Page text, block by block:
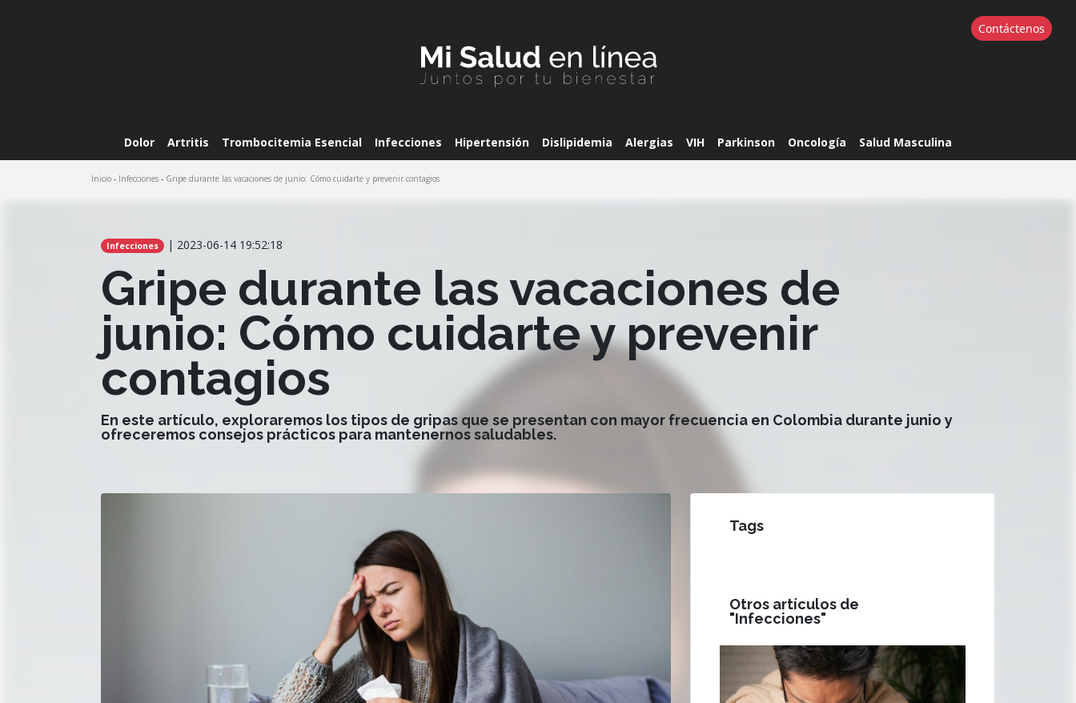
Contáctenos
Dolor Artritis Trombocitemia Esencial Infecciones Hipertensión Dislipidemia Alergias VIH Parkinson Oncología Salud Masculina
Comparte este artículo
Inicio - Infecciones - Gripe durante las vacaciones de junio: Cómo cuidarte y prevenir contagios
Infecciones | 2023-06-14 19:52:18
Gripe durante las vacaciones de
junio: Cómo cuidarte y prevenir
contagios
En este artículo, exploraremos los tipos de gripas que se presentan con mayor frecuencia en Colombia durante junio y
ofreceremos consejos prácticos para mantenernos saludables.
Tags
Otros artículos de
"Infecciones"